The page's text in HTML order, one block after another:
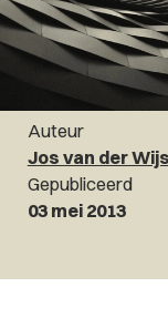
Auteur
Jos van der
Gepubliceerd
03 mei 2013